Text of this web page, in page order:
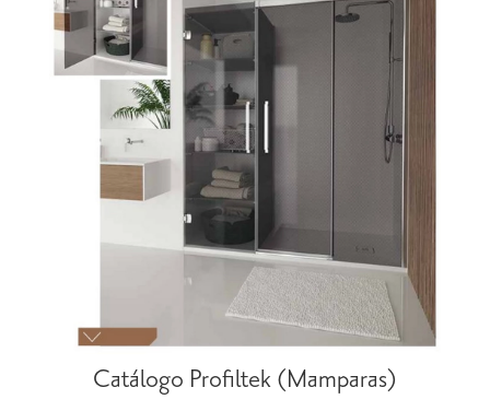
Catálogo Profiltek (Mamparas)